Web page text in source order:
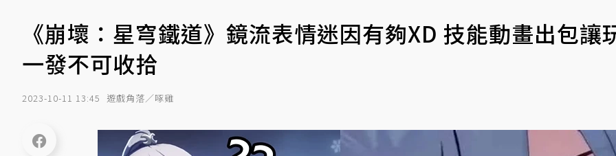
《崩壞：星穹鐵道》鏡流表情迷因有夠XD 技能動畫出包讓
一發不可收拾
2023-10-11 13:45 遊戲角落／啄雞